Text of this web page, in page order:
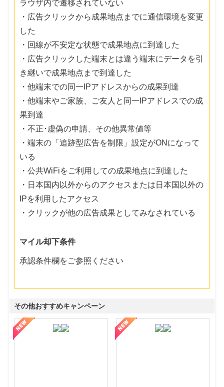
ラウザ内で遷移されていない
・広告クリックから成果地点までに通信環境を変更
した
・回線が不安定な状態で成果地点に到達した
・広告クリックした端末とは違う端末にデータを引
き継いで成果地点まで到達した
・他端末での同一IPアドレスからの成果到達
・他端末やご家族、ご友人と同一IPアドレスでの成
果到達
・不正･虚偽の申請、その他異常値等
・端末の「追跡型広告を制限」設定がONになって
いる
・公共WiFiをご利用しての成果地点に到達した
・日本国内以外からのアクセスまたは日本国以外の
IPを利用したアクセス
・クリックが他の広告成果としてみなされている
マイル却下条件
承認条件欄をご参照ください
その他おすすめキャンペーン